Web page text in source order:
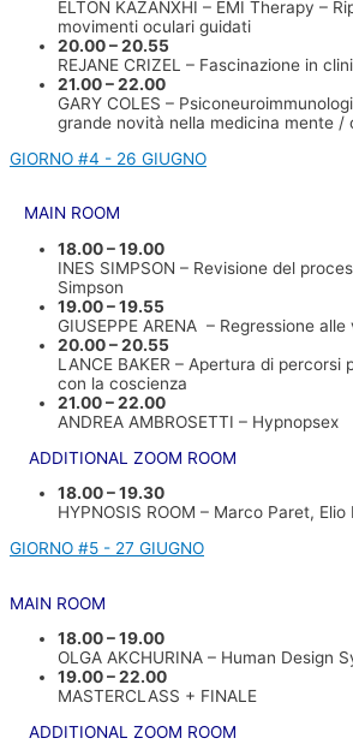
ELTON KAZANXHI – EMI Therapy –
movimenti oculari guidati
20.00 – 20.55
REJANE CRIZEL – Fascinazione in
21.00 – 22.00
GARY COLES –
grande novità nella medicina mente /
GIORNO #4 - 26 GIUGNO
MAIN ROOM
18.00 – 19.00
INES SIMPSON – Revisione del
Simpson
19.00 – 19.55
GIUSEPPE ARENA – Regressione
20.00 – 20.55
LANCE BAKER – Apertura di percorsi
con la coscienza
21.00 – 22.00
ANDREA AMBROSETTI – Hypnopsex
ADDITIONAL ZOOM ROOM
18.00 – 19.30
HYPNOSIS ROOM – Marco Paret,
GIORNO #5 - 27 GIUGNO
MAIN ROOM
18.00 – 19.00
OLGA AKCHURINA – Human Design
19.00 – 22.00
MASTERCLASS + FINALE
ADDITIONAL ZOOM ROOM